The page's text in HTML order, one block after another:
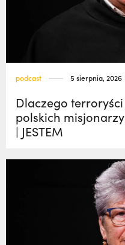
podcast 5 sierpnia, 2026
Dlaczego
polskich
| JESTEM